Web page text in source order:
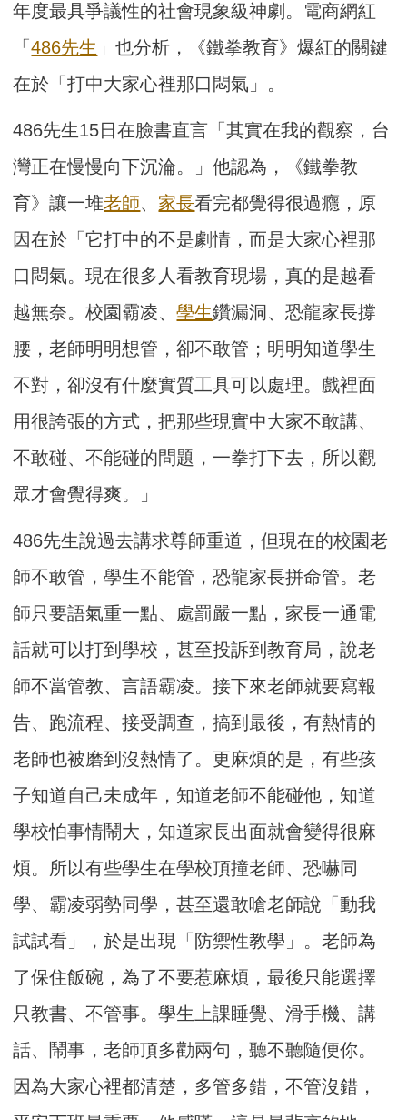
年度最具爭議性的社會現象級神劇。電商網紅
「486先生 」也分析，《鐵拳教育》爆紅的關鍵
在於「打中大家心裡那口悶氣」。
486先生15日在臉書直言「其實在我的觀察，台
灣正在慢慢向下沉淪。」他認為，《鐵拳教
育》讓一堆老師、 家長看完都覺得很過癮，原
因在於「它打中的不是劇情，而是大家心裡那
口悶氣。現在很多人看教育現場，真的是越看
越無奈。校園霸凌、學生鑽漏洞、恐龍家長撐
腰，老師明明想管，卻不敢管；明明知道學生
不對，卻沒有什麼實質工具可以處理。戲裡面
用很誇張的方式，把那些現實中大家不敢講、
不敢碰、不能碰的問題，一拳打下去，所以觀
眾才會覺得爽。」
486先生說過去講求尊師重道，但現在的校園老
師不敢管，學生不能管，恐龍家長拼命管。老
師只要語氣重一點、處罰嚴一點，家長一通電
話就可以打到學校，甚至投訴到教育局，說老
師不當管教、言語霸凌。接下來老師就要寫報
告、跑流程、接受調查，搞到最後，有熱情的
老師也被磨到沒熱情了。更麻煩的是，有些孩
子知道自己未成年，知道老師不能碰他，知道
學校怕事情鬧大，知道家長出面就會變得很麻
煩。所以有些學生在學校頂撞老師、恐嚇同
學、霸凌弱勢同學，甚至還敢嗆老師說「動我
試試看」，於是出現「防禦性教學」。老師為
了保住飯碗，為了不要惹麻煩，最後只能選擇
只教書、不管事。學生上課睡覺、滑手機、講
話、鬧事，老師頂多勸兩句，聽不聽隨便你。
因為大家心裡都清楚，多管多錯，不管沒錯，